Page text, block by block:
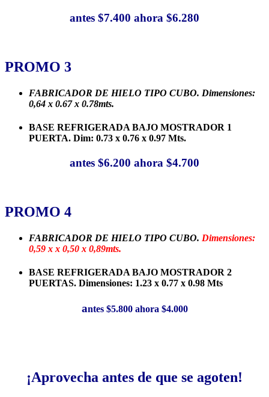
antes $7.400 ahora $6.280
PROMO 3
FABRICADOR DE HIELO TIPO CUBO. Dimensiones:
0,64 x 0.67 x 0.78mts.
BASE REFRIGERADA BAJO MOSTRADOR 1
PUERTA. Dim: 0.73 x 0.76 x 0.97 Mts.
antes $6.200 ahora $4.700
PROMO 4
FABRICADOR DE HIELO TIPO CUBO. Dimensiones:
0,59 x x 0,50 x 0,89mts.
BASE REFRIGERADA BAJO MOSTRADOR 2
PUERTAS. Dimensiones: 1.23 x 0.77 x 0.98 Mts
antes $5.800 ahora $4.000
¡Aprovecha antes de que se agoten!